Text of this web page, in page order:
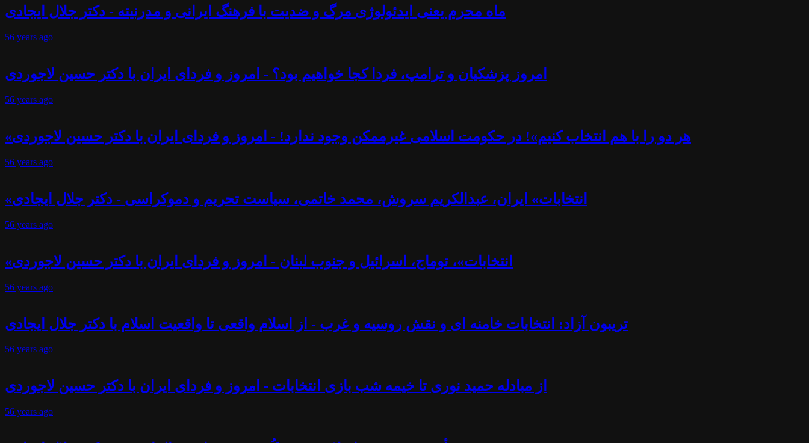
ماه محرم یعنی ایدئولوژی مرگ و ضدیت با فرهنگ ایرانی و مدرنیته - دکتر جلال ایجادی
56 years ago
امروز پزشکیان و ترامپ، فردا کجا خواهیم بود؟ - امروز و فردای ایران با دکتر حسین لاجوردی
56 years ago
«هر دو را با هم انتخاب کنیم»! در حکومت اسلامی غیرممکن وجود ندارد! - امروز و فردای ایران با دکتر حسین لاجوردی
56 years ago
«انتخابات» ایران، عبدالکریم سروش، محمد خاتمی، سیاست تحریم و دموکراسی - دکتر جلال ایجادی
56 years ago
«انتخابات»، توماج، اسرائیل و جنوب لبنان - امروز و فردای ایران با دکتر حسین لاجوردی
56 years ago
تریبون آزاد: انتخابات خامنه ای و نقش روسیه و غرب - از اسلام واقعی تا واقعیت اسلام با دکتر جلال ایجادی
56 years ago
از مبادله حمید نوری تا خیمه شب بازی انتخابات - امروز و فردای ایران با دکتر حسین لاجوردی
56 years ago